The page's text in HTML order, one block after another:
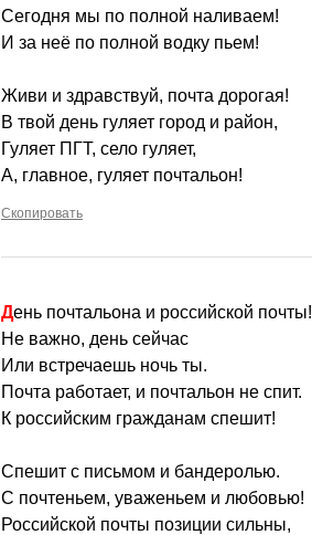
Сегодня мы по полной наливаем!
И за неё по полной водку пьем!
Живи и здравствуй, почта дорогая!
В твой день гуляет город и район,
Гуляет ПГТ, село гуляет,
А, главное, гуляет почтальон!
Скопировать
День почтальона и российской почты!
Не важно, день сейчас
Или встречаешь ночь ты.
Почта работает, и почтальон не спит.
К российским гражданам спешит!
Спешит с письмом и бандеролью.
С почтеньем, уваженьем и любовью!
Российской почты позиции сильны,